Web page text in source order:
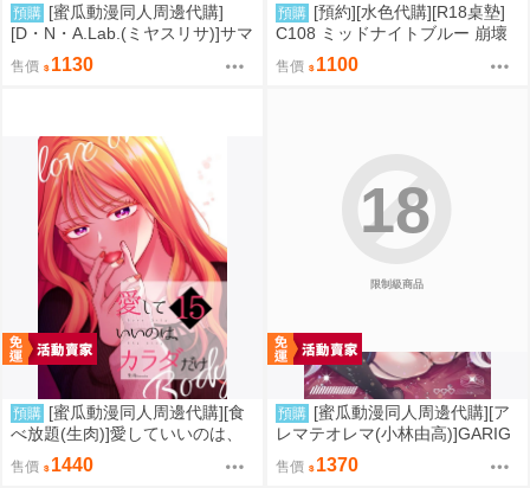
預購 [蜜瓜動漫同人周邊代購]
[D・N・A.Lab.(ミヤスリサ)]サマ
ーエスケープ【A5アクリルフィ
ギュア】(A5壓克力立牌特典版)
售價 1130
預購 [預約][水色代購][R18桌墊]
C108 ミッドナイトブルー 崩壞
星穹鐵道 火花 誘惑
售價 1100
預購 [蜜瓜動漫同人周邊代購][食
べ放題(生肉)]愛していいのは、
カラダだけ15【A5アクリルスタ
ンド】(A5壓克力立牌特典版)(同
售價 1440
限制級商品
18
預購 [蜜瓜動漫同人周邊代購][ア
レマテオレマ(小林由高)]GARIG
ARI145【A5アクリルスタンド】
(蔚藍檔案)(A5壓克力立牌特典版)
售價 1370